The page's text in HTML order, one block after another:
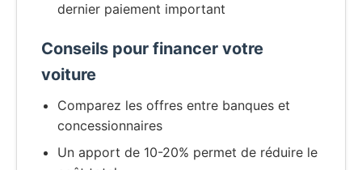
dernier paiement important
Conseils pour financer votre
voiture
Comparez les offres entre banques et
concessionnaires
Un apport de 10-20% permet de réduire le